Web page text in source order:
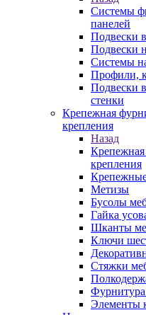
Системы
панелей
Подвески
Подвески
Системы
Профили,
Подвески
стенки
Крепежная
крепления
Назад
крепления
Метизы
Бусолы
Гайка
Шканты
Ключи
Стяжки
Фурнитура
Элементы